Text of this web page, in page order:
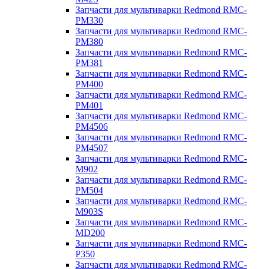
Запчасти для мультиварки Redmond RMC-
PM330
Запчасти для мультиварки Redmond RMC-
PM380
Запчасти для мультиварки Redmond RMC-
PM381
Запчасти для мультиварки Redmond RMC-
PM400
Запчасти для мультиварки Redmond RMC-
PM401
Запчасти для мультиварки Redmond RMC-
PM4506
Запчасти для мультиварки Redmond RMC-
PM4507
Запчасти для мультиварки Redmond RMC-
M902
Запчасти для мультиварки Redmond RMC-
PM504
Запчасти для мультиварки Redmond RMC-
M903S
Запчасти для мультиварки Redmond RMC-
MD200
Запчасти для мультиварки Redmond RMC-
P350
Запчасти для мультиварки Redmond RMC-